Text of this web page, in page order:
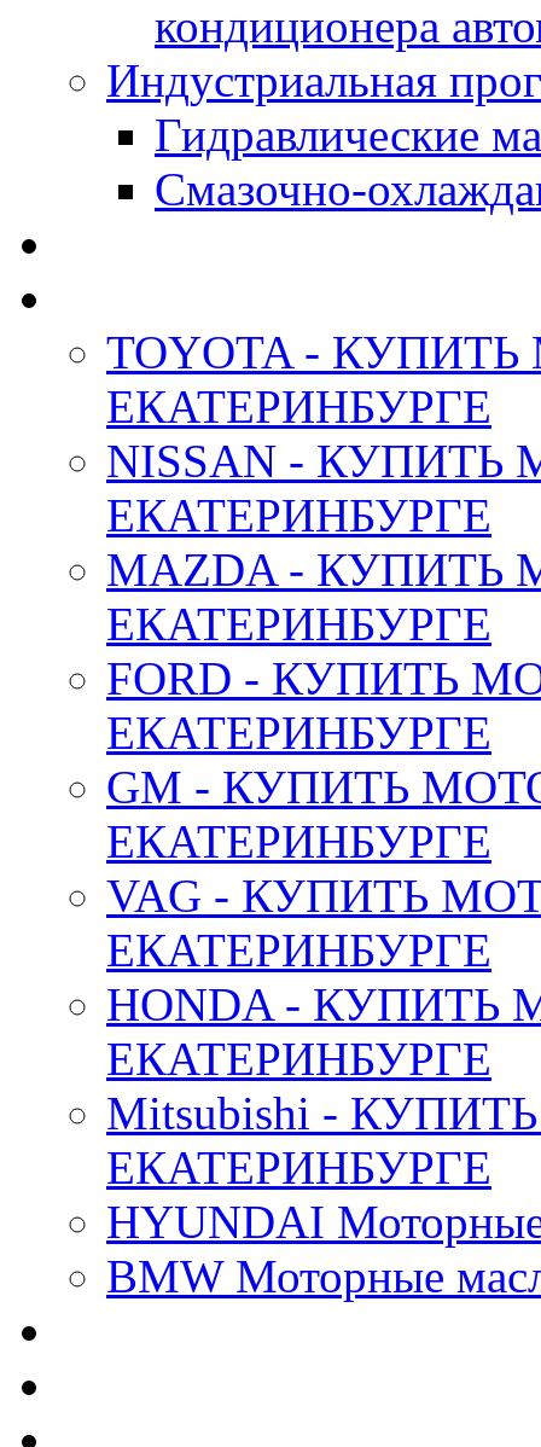
кондиционера
Индустриальная
Гидравлические
Смазочно-
TOYOTA -
ЕКАТЕРИНБУРГЕ
NISSAN -
ЕКАТЕРИНБУРГЕ
MAZDA -
ЕКАТЕРИНБУРГЕ
FORD - КУПИТЬ
ЕКАТЕРИНБУРГЕ
GM - КУПИТЬ
ЕКАТЕРИНБУРГЕ
VAG - КУПИТЬ
ЕКАТЕРИНБУРГЕ
HONDA -
ЕКАТЕРИНБУРГЕ
Mitsubishi -
ЕКАТЕРИНБУРГЕ
HYUNDAI
BMW Моторные